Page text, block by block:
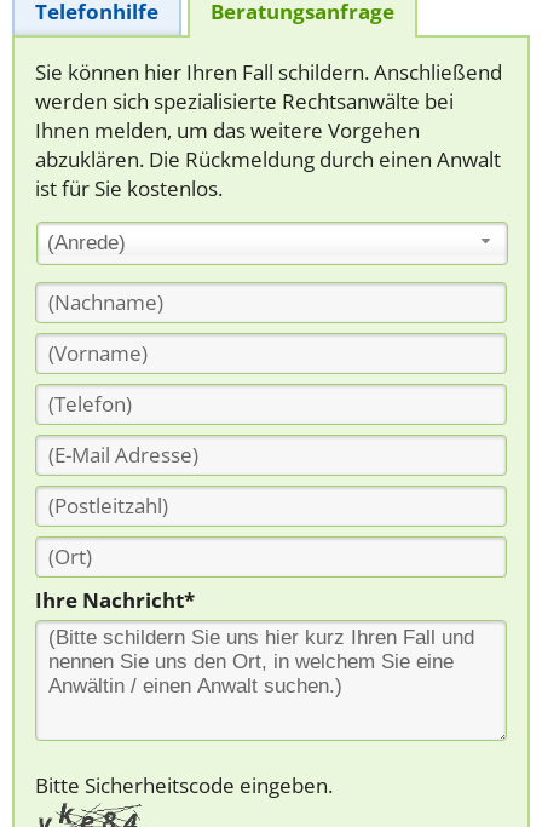
Telefonhilfe Beratungsanfrage
Sie können hier Ihren Fall schildern. Anschließend
werden sich spezialisierte Rechtsanwälte bei
Ihnen melden, um das weitere Vorgehen
abzuklären. Die Rückmeldung durch einen Anwalt
ist für Sie kostenlos.
(Anrede)
Ihre Nachricht*
Bitte Sicherheitscode eingeben.